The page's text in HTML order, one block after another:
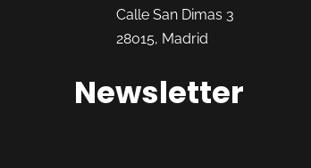
Calle San Dimas 3
28015, Madrid
Newsletter